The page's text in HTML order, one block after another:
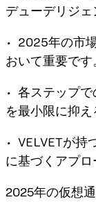
デューデリジェ
• 2025年の市
おいて重要です
• 各ステップ
を最小限に抑え
• VELVETが持
に基づくアプロ
2025年の仮想